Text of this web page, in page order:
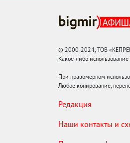
© 2000-2024, ТОВ
Какое-либо
При правомерном
Любое копирование,
Редакция
Наши контакты и